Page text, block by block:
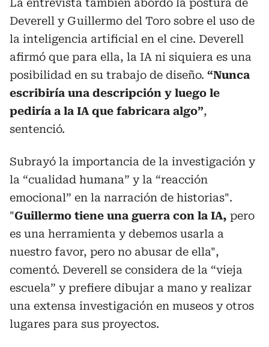
Deverell y Guillermo del Toro sobre el uso de
la inteligencia artificial en el cine. Deverell
afirmó que para ella, la IA ni siquiera es una
posibilidad en su trabajo de diseño. “Nunca
escribiría una descripción y luego le
pediría a la IA que fabricara algo”,
sentenció.
Subrayó la importancia de la investigación y
la “cualidad humana” y la “reacción
emocional” en la narración de historias".
"Guillermo tiene una guerra con la IA, pero
es una herramienta y debemos usarla a
nuestro favor, pero no abusar de ella",
comentó. Deverell se considera de la “vieja
escuela” y prefiere dibujar a mano y realizar
una extensa investigación en museos y otros
lugares para sus proyectos.